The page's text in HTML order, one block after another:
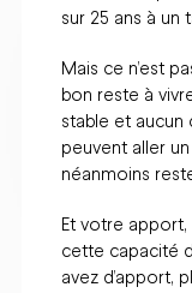
sur 25 ans à un
Mais ce n’est
bon reste à
stable et aucun
peuvent aller
néanmoins
Et votre apport,
cette capacité
avez d’apport,